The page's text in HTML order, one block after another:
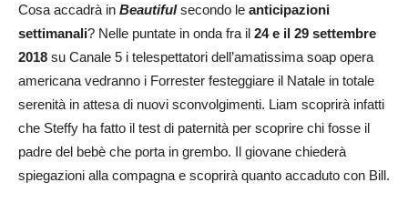
Cosa accadrà in Beautiful secondo le anticipazioni
settimanali? Nelle puntate in onda fra il 24 e il 29 settembre
2018 su Canale 5 i telespettatori dell’amatissima soap opera
americana vedranno i Forrester festeggiare il Natale in totale
serenità in attesa di nuovi sconvolgimenti. Liam scoprirà infatti
che Steffy ha fatto il test di paternità per scoprire chi fosse il
padre del bebè che porta in grembo. Il giovane chiederà
spiegazioni alla compagna e scoprirà quanto accaduto con Bill.